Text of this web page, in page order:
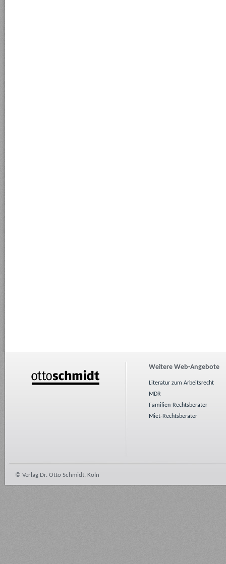
Weitere Web-Angebote
Literatur zum Arbeitsrecht
MDR
Familien-Rechtsberater
Miet-Rechtsberater
© Verlag Dr. Otto Schmidt, Köln